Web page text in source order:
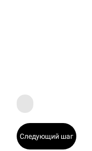
Следующий шаг